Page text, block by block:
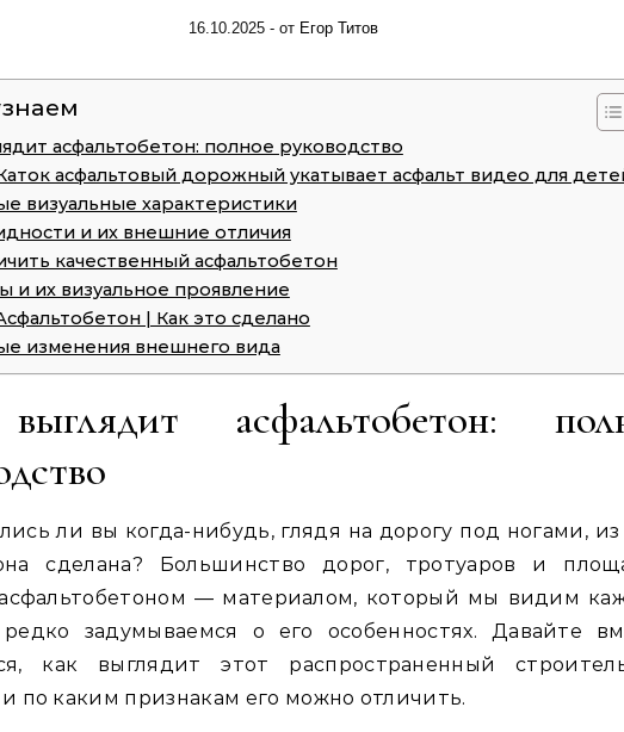
16.10.2025 - от Егор Титов
асфальтобетон: полное руководство
асфальтовый дорожный укатывает асфальт видео для
визуальные характеристики
и их внешние отличия
качественный асфальтобетон
и их визуальное проявление
| Как это сделано
изменения внешнего вида
асфальтобетон:
ли вы когда-нибудь, глядя на дорогу под ногами, из
сделана? Большинство дорог, тротуаров и
— материалом, который мы видим
задумываемся о его особенностях. Давайте
как выглядит этот распространенный
по каким признакам его можно отличить.